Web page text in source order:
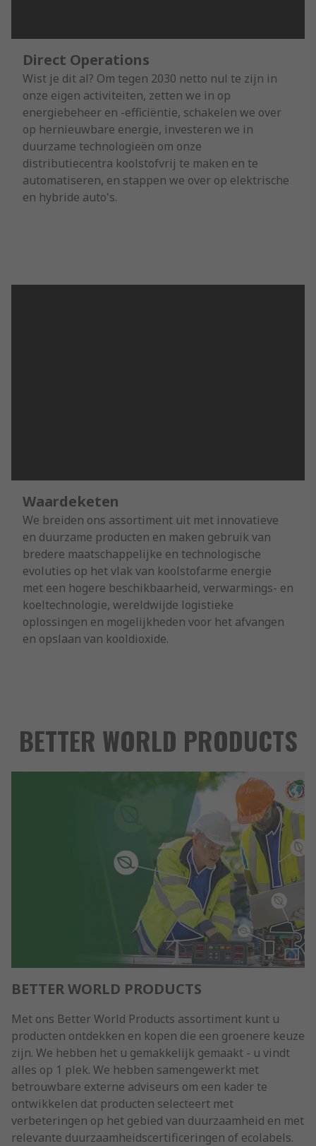
Direct Operations
Wist je dit al? Om tegen 2030 netto nul te zijn in
onze eigen activiteiten, zetten we in op
energiebeheer en -efficiëntie, schakelen we over
op hernieuwbare energie, investeren we in
duurzame technologieën om onze
distributiecentra koolstofvrij te maken en te
automatiseren, en stappen we over op elektrische
en hybride auto's.
Waardeketen
We breiden ons assortiment uit met innovatieve
en duurzame producten en maken gebruik van
bredere maatschappelijke en technologische
evoluties op het vlak van koolstofarme energie
met een hogere beschikbaarheid, verwarmings- en
koeltechnologie, wereldwijde logistieke
oplossingen en mogelijkheden voor het afvangen
en opslaan van kooldioxide.
BETTER WORLD PRODUCTS
BETTER WORLD PRODUCTS
Met ons Better World Products assortiment kunt u
producten ontdekken en kopen die een groenere keuze
zijn. We hebben het u gemakkelijk gemaakt - u vindt
alles op 1 plek. We hebben samengewerkt met
betrouwbare externe adviseurs om een kader te
ontwikkelen dat producten selecteert met
verbeteringen op het gebied van duurzaamheid en met
relevante duurzaamheidscertificeringen of ecolabels.